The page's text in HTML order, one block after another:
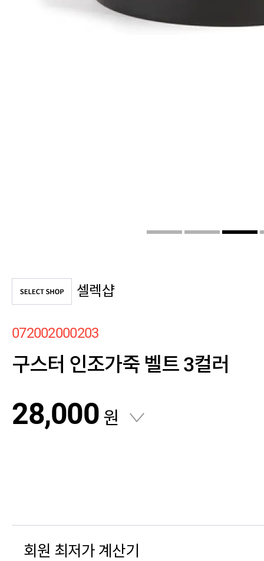
셀렉샵
072002000203
구스터 인조가죽 벨트 3컬러
28,000 원
회원 최저가 계산기